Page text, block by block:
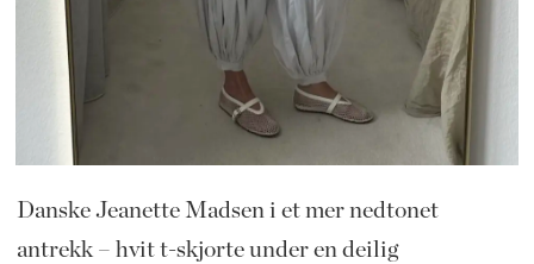
Danske Jeanette Madsen i et mer nedtonet
antrekk – hvit t-skjorte under en deilig